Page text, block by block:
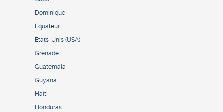
Dominique
Équateur
États-Unis (USA)
Grenade
Guatemala
Guyana
Haïti
Honduras